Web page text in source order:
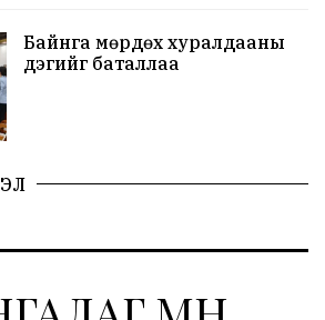
Байнга мөрдөх хуралдааны
дэгийг баталлаа